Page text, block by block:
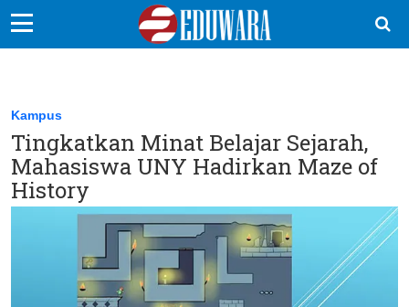
Sekolah Kita
Vokasi
Kampus
Idea
Kampus
Tingkatkan Minat Belajar Sejarah,
Mahasiswa UNY Hadirkan Maze of
History